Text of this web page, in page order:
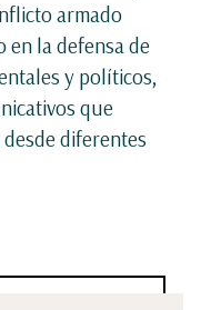
armado
la defensa de
y políticos,
que
diferentes